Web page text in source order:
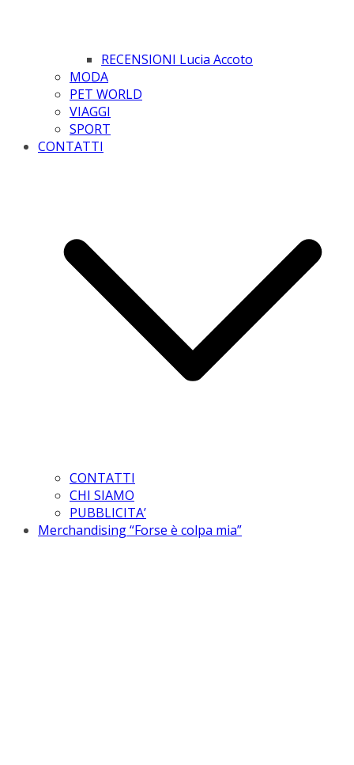
RECENSIONI Lucia Accoto
MODA
PET WORLD
VIAGGI
SPORT
CONTATTI
CONTATTI
CHI SIAMO
PUBBLICITA’
Merchandising “Forse è colpa mia”